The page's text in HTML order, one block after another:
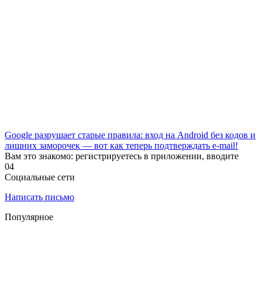
Google разрушает старые правила: вход на Android без кодов и
лишних заморочек — вот как теперь подтверждать e-mail!
Вам это знакомо: регистрируетесь в приложении, вводите
04
Социальные сети
Написать письмо
Популярное